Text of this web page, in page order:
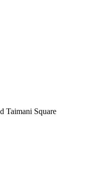
Taimani Square